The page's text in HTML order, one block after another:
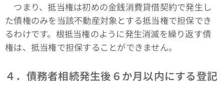
つまり、抵当権は初めの金銭消費貸借契約で発生し
た債権のみを当該不動産対象とする抵当権で担保でき
るわけです。根抵当権のように発生消滅を繰り返す債
権は、抵当権で担保することができません。
４．債務者相続発生後６か月以内にする登記